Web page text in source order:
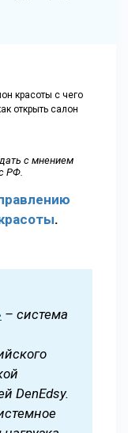
красоты с чего
открыть салон
с мнением
РФ.
.
– система
DenEdsy.